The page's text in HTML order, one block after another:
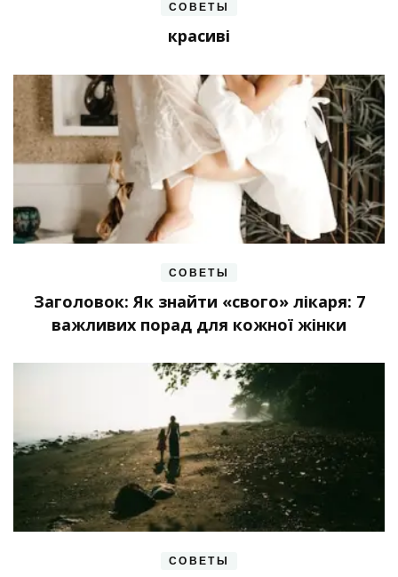
СОВЕТЫ
красиві
СОВЕТЫ
Заголовок: Як знайти «свого» лікаря: 7
важливих порад для кожної жінки
СОВЕТЫ